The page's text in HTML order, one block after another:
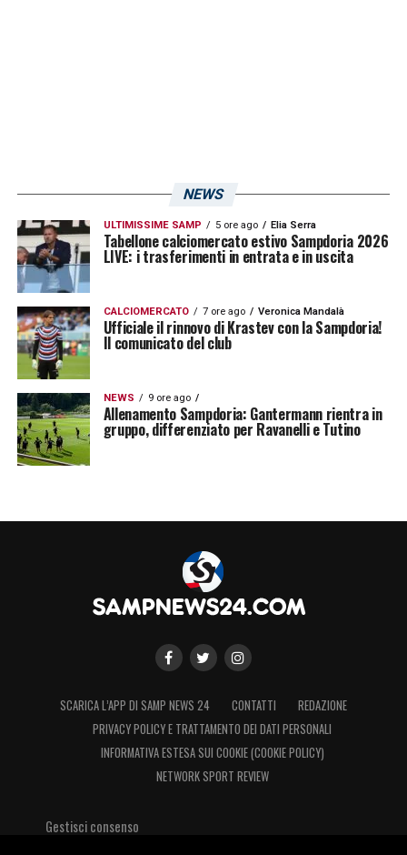
NEWS
ULTIMISSIME SAMP 5 ore ago Elia Serra
Tabellone calciomercato estivo Sampdoria 2026
LIVE: i trasferimenti in entrata e in uscita
CALCIOMERCATO 7 ore ago Veronica Mandalà
Ufficiale il rinnovo di Krastev con la Sampdoria!
Il comunicato del club
NEWS 9 ore ago
Allenamento Sampdoria: Gantermann rientra in
gruppo, differenziato per Ravanelli e Tutino
SCARICA L’APP DI SAMP NEWS 24 CONTATTI
REDAZIONE
PRIVACY POLICY E TRATTAMENTO DEI DATI PERSONALI
INFORMATIVA ESTESA SUI COOKIE (COOKIE POLICY)
NETWORK SPORT REVIEW
Gestisci consenso